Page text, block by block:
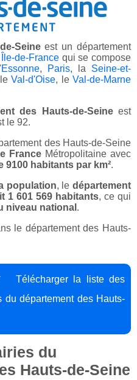
Seineest un département
Île-de-France qui se compose
Essonne, Paris, la Seine-et-
Val-d'Oise, leVal-de-Marne
des Hauts-de-Seineest
le 92.
des Hauts-de-Seine
France Métropolitaine avec
9100 habitants par km².
population, ledépartement
1 601 569 habitants, ce qui
niveau national .
le département des Hauts-
Télécharger la liste des
département des Hauts-
du
Hauts-de-Seine